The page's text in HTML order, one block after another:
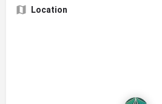
Location